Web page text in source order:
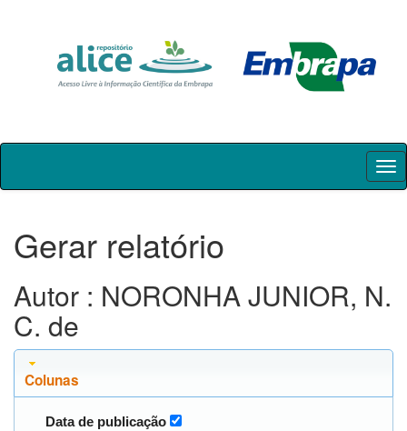
Skip
Gerar relatório
Autor : NORONHA JUNIOR, N.
C. de
Colunas
Data de publicação